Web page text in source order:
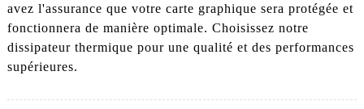
avez l'assurance que votre carte graphique sera protégée et
fonctionnera de manière optimale. Choisissez notre
dissipateur thermique pour une qualité et des performances
supérieures.